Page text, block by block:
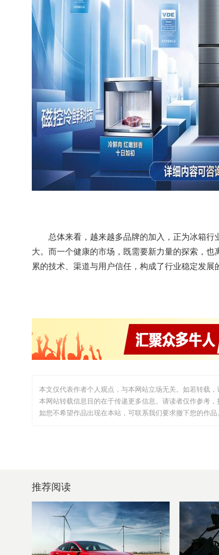
总体来看，越来越多品牌的加入，正为冰箱
大。而一个健康的市场，既需要新力量的探索，
累的技术、渠道与用户信任，构成了行业稳定发
本文仅代表作者个人观点，与本网站立场无关。如若转载
本网站转载信息目的在于传递更多信息。请读者仅作参考
如您不希望作品出现在本站，可联系我们要求撤下您的作
推荐阅读